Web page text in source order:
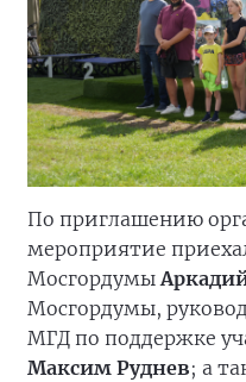
По приглашению
мероприятие
Мосгордумы
Мосгордумы,
МГД по поддержке
Максим Руднев; а